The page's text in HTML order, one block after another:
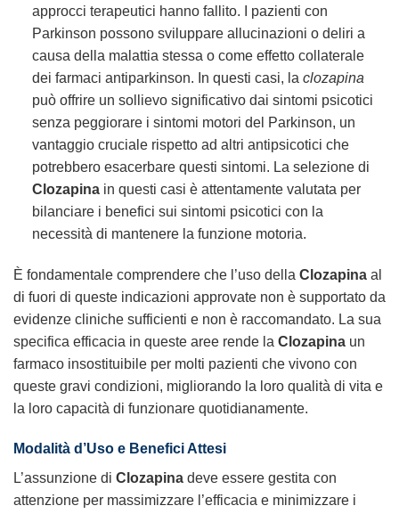
approcci terapeutici hanno fallito. I pazienti con
Parkinson possono sviluppare allucinazioni o deliri a
causa della malattia stessa o come effetto collaterale
dei farmaci antiparkinson. In questi casi, la clozapina
può offrire un sollievo significativo dai sintomi psicotici
senza peggiorare i sintomi motori del Parkinson, un
vantaggio cruciale rispetto ad altri antipsicotici che
potrebbero esacerbare questi sintomi. La selezione di
Clozapinain questi casi è attentamente valutata per
bilanciare i benefici sui sintomi psicotici con la
necessità di mantenere la funzione motoria.
È fondamentale comprendere che l’uso della Clozapina al
di fuori di queste indicazioni approvate non è supportato da
evidenze cliniche sufficienti e non è raccomandato. La sua
specifica efficacia in queste aree rende la Clozapina un
farmaco insostituibile per molti pazienti che vivono con
queste gravi condizioni, migliorando la loro qualità di vita e
la loro capacità di funzionare quotidianamente.
Modalità d’Uso e Benefici Attesi
L’assunzione di Clozapina deve essere gestita con
attenzione per massimizzare l’efficacia e minimizzare i